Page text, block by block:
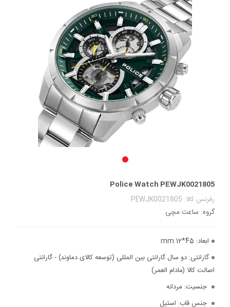
Police Watch PEWJK0021805
رفرنس کالا: PEWJK0021805
گروه: ساعت مچی
ابعاد:
گارانتی: دو سال گارانتی بین المللی (توسعه کالای دماوند) - گارانتی
اصالت کالا (مادام العمر)
جنسیت: مردانه
جنس قاب: استیل